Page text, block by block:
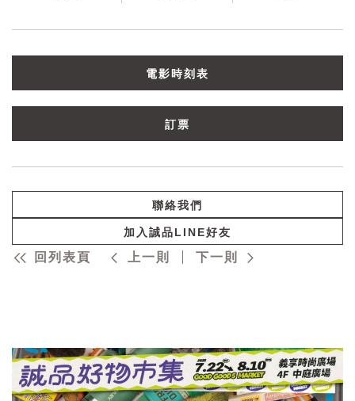
電影時刻表
訂票
聯絡我們
加入誠品LINE好友
回列表頁 上一則 下一則